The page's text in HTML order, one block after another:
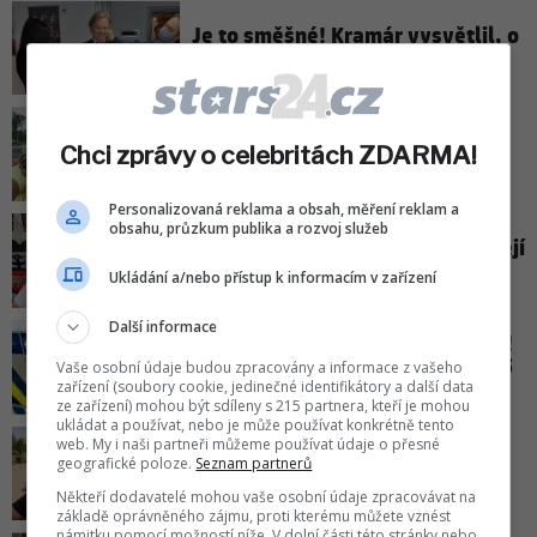
Je to směšné! Kramár vysvětlil, o
Eva Adamczyková naznačila, zda
syn půjde v jejích stopách!
Helena Vondráčková: Pravda o její
životní lásce!
DNA pomohla objasnit pomníček!
Vražda v Karlíně se stala před 15
lety
Honza Musil přiznal těžké
rozhodnutí: Roky se připravoval,
stejně to nebylo lehké!
Chci zprávy o celebritách ZDARMA!
Personalizovaná reklama a obsah, měření reklam a
obsahu, průzkum publika a rozvoj služeb
Ukládání a/nebo přístup k informacím v zařízení
Další informace
Vaše osobní údaje budou zpracovány a informace z vašeho
zařízení (soubory cookie, jedinečné identifikátory a další data
ze zařízení) mohou být sdíleny s 215 partnera, kteří je mohou
ukládat a používat, nebo je může používat konkrétně tento
web. My i naši partneři můžeme používat údaje o přesné
geografické poloze. Seznam partnerů
Někteří dodavatelé mohou vaše osobní údaje zpracovávat na
základě oprávněného zájmu, proti kterému můžete vznést